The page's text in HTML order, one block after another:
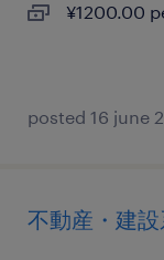
¥1200.00
posted 16 june
不動産・建